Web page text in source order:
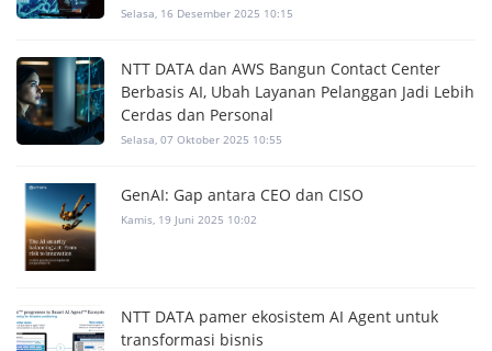
Selasa, 16 Desember 2025 10:15
NTT DATA dan AWS Bangun Contact Center
Berbasis AI, Ubah Layanan Pelanggan Jadi Lebih
Cerdas dan Personal
Selasa, 07 Oktober 2025 10:55
GenAI: Gap antara CEO dan CISO
Kamis, 19 Juni 2025 10:02
NTT DATA pamer ekosistem AI Agent untuk
transformasi bisnis